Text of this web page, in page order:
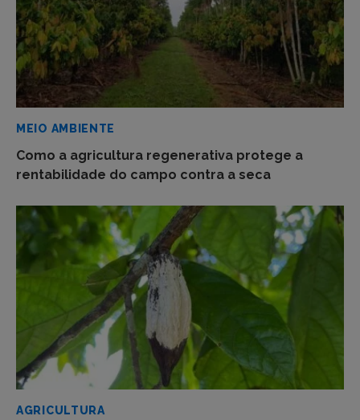
MEIO AMBIENTE
Como a agricultura regenerativa protege a
rentabilidade do campo contra a seca
AGRICULTURA